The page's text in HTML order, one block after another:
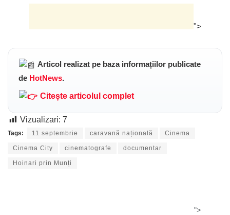
">
Articol realizat pe baza informațiilor publicate
de HotNews.
Citește articolul complet
Vizualizari: 7
Tags: 11 septembrie caravană națională Cinema
Cinema City cinematografe documentar
Hoinari prin Munți
">